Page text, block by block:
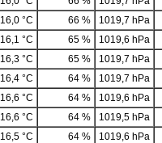
16,0 °C 66 %
1019,7 hPa
16,1 °C 65 %
1019,6 hPa
16,3 °C 65 %
1019,7 hPa
16,4 °C 64 %
1019,7 hPa
16,6 °C 64 %
1019,6 hPa
16,6 °C 64 %
1019,5 hPa
16,5 °C 64 %
1019,6 hPa